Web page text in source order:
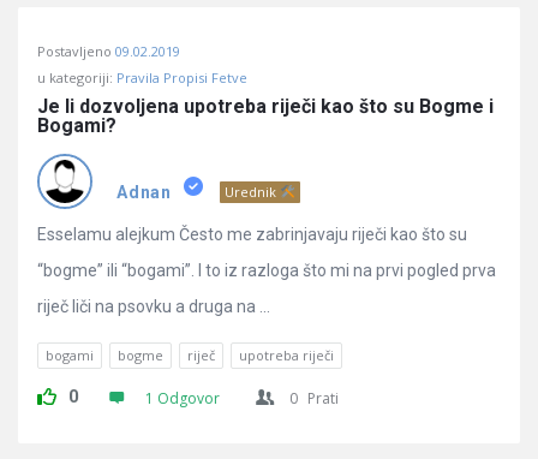
Učene
Latest
Pitanja
Postavljeno 09.02.2019
u kategoriji: Pravila Propisi Fetve
Je li dozvoljena upotreba riječi kao što su Bogme i
Bogami?
Adnan Urednik
Esselamu alejkum Često me zabrinjavaju riječi kao što su
“bogme” ili “bogami”. I to iz razloga što mi na prvi pogled prva
riječ liči na psovku a druga na ...
bogami bogme riječ upotreba riječi
0 1 Odgovor 0 Prati